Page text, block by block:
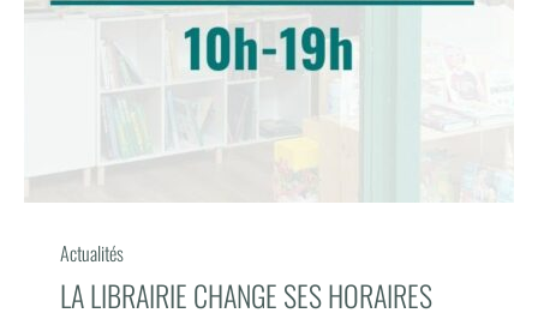
Actualités
LA LIBRAIRIE CHANGE SES HORAIRES